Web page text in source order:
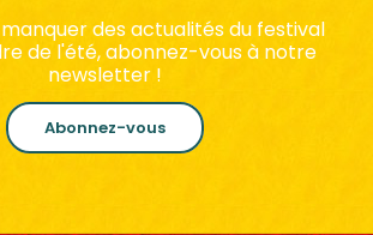
des actualités du festival
de l'été, abonnez-vous à notre
newsletter !
Abonnez-vous